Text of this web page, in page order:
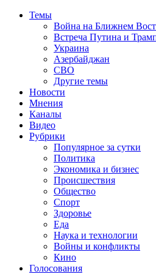
Темы
Война на Ближнем
Встреча Путина и
Украина
Азербайджан
СВО
Другие темы
Новости
Мнения
Каналы
Видео
Рубрики
Популярное за сутки
Политика
Экономика и бизнес
Происшествия
Общество
Спорт
Здоровье
Еда
Наука и технологии
Войны и конфликты
Кино
Голосования